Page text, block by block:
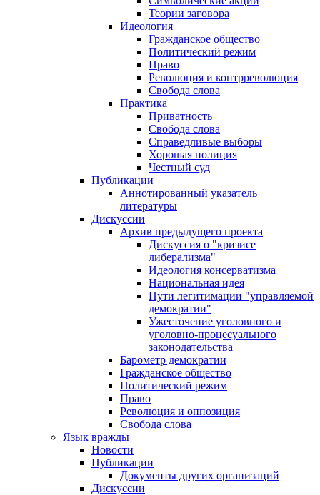
Теории заговора
Идеология
Гражданское общество
Политический режим
Право
Революция и контрреволюция
Свобода слова
Практика
Приватность
Свобода слова
Справедливые выборы
Хорошая полиция
Честный суд
Публикации
Аннотированный указатель
литературы
Дискуссии
Архив предыдущего проекта
Дискуссия о "кризисе
либерализма"
Идеология консерватизма
Национальная идея
Пути легитимации "управляемой
демократии"
Ужесточение уголовного и
уголовно-процесуального
законодательства
Барометр демократии
Гражданское общество
Политический режим
Право
Революция и оппозиция
Свобода слова
Язык вражды
Новости
Публикации
Документы других организаций
Дискуссии